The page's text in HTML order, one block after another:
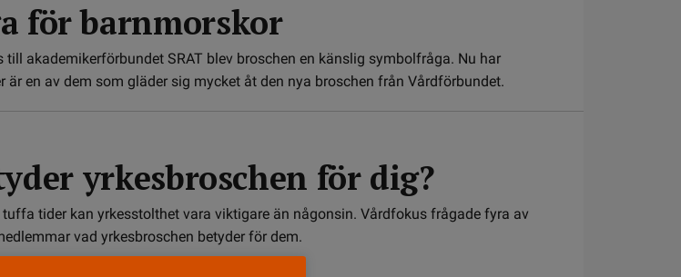
för barnmorskor
akademikerförbundet SRAT blev broschen en känslig symbolfråga. Nu har
en av dem som gläder sig mycket åt den nya broschen från Vårdförbundet.
yrkesbroschen för dig?
tuffa tider kan yrkesstolthet vara viktigare än någonsin. Vårdfokus frågade fyra av
vad yrkesbroschen betyder för dem.